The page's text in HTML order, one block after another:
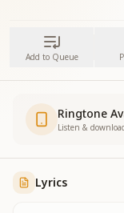
Add to Queue
Ringtone
Listen &
Lyrics